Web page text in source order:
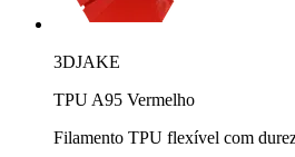
3DJAKE
TPU A95 Vermelho
Filamento TPU flexível com